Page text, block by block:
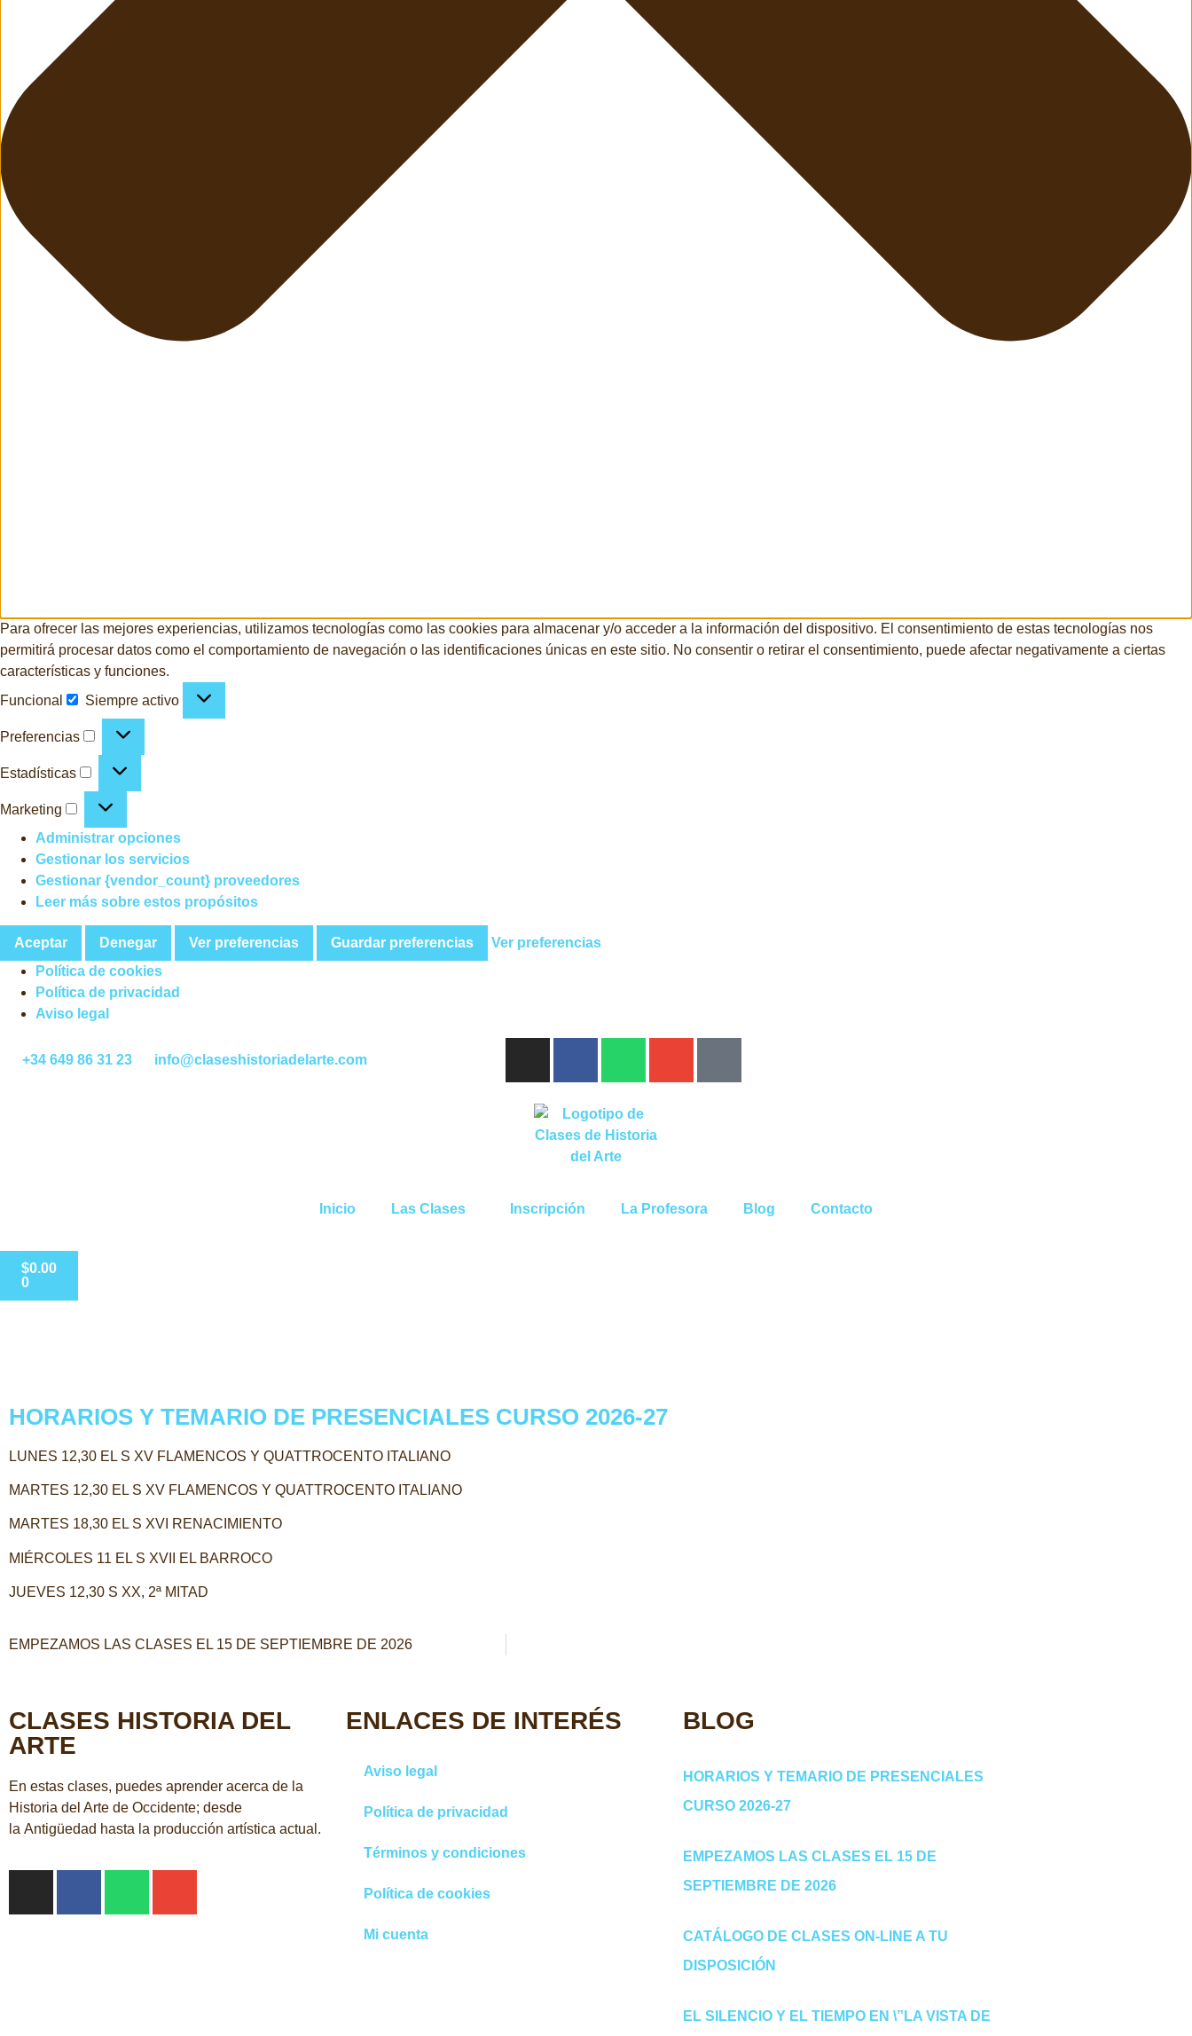
Para ofrecer las mejores experiencias, utilizamos tecnologías como las cookies para almacenar y/o acceder a la información del dispositivo. El consentimiento de estas tecnologías nos
permitirá procesar datos como el comportamiento de navegación o las identificaciones únicas en este sitio. No consentir o retirar el consentimiento, puede afectar negativamente a ciertas
características y funciones.
Funcional
Siempre activo
Preferencias
Estadísticas
Marketing
Administrar opciones
Gestionar los servicios
Gestionar {vendor_count} proveedores
Leer más sobre estos propósitos
Aceptar Denegar Ver preferencias Guardar preferencias
Ver preferencias
Política de cookies
Política de privacidad
Aviso legal
+34 649 86 31 23 info@claseshistoriadelarte.com
Inicio Las Clases Inscripción La Profesora Blog Contacto
$0.00
0
HORARIOS Y TEMARIO DE PRESENCIALES CURSO 2026-27
LUNES 12,30 EL S XV FLAMENCOS Y QUATTROCENTO ITALIANO
MARTES 12,30 EL S XV FLAMENCOS Y QUATTROCENTO ITALIANO
MARTES 18,30 EL S XVI RENACIMIENTO
MIÉRCOLES 11 EL S XVII EL BARROCO
JUEVES 12,30 S XX, 2ª MITAD
EMPEZAMOS LAS CLASES EL 15 DE SEPTIEMBRE DE 2026
CLASES HISTORIA DEL
ARTE
En estas clases, puedes aprender acerca de la
Historia del Arte de Occidente; desde
la Antigüedad hasta la producción artística actual.
ENLACES DE INTERÉS
Aviso legal
Política de privacidad
Términos y condiciones
Política de cookies
Mi cuenta
BLOG
HORARIOS Y TEMARIO DE PRESENCIALES
CURSO 2026-27
EMPEZAMOS LAS CLASES EL 15 DE
SEPTIEMBRE DE 2026
CATÁLOGO DE CLASES ON-LINE A TU
DISPOSICIÓN
EL SILENCIO Y EL TIEMPO EN \”LA VISTA DE